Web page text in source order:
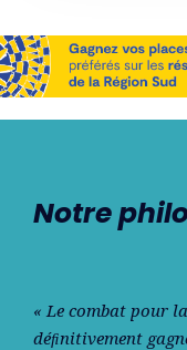
Notre
« Le combat pour
déﬁnitivement